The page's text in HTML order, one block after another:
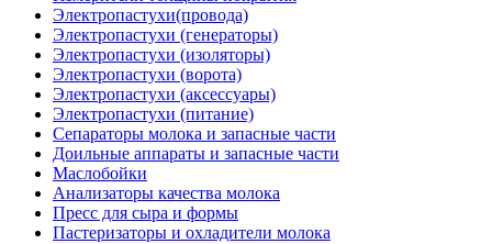
Электропастухи(провода)
Электропастухи (генераторы)
Электропастухи (изоляторы)
Электропастухи (ворота)
Электропастухи (аксессуары)
Электропастухи (питание)
Сепараторы молока и запасные части
Доильные аппараты и запасные части
Маслобойки
Анализаторы качества молока
Пресс для сыра и формы
Пастеризаторы и охладители молока